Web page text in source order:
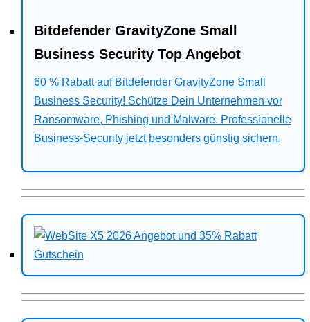
Bitdefender GravityZone Small
Business Security Top Angebot
60 % Rabatt auf Bitdefender GravityZone Small
Business Security! Schütze Dein Unternehmen vor
Ransomware, Phishing und Malware. Professionelle
Business-Security jetzt besonders günstig sichern.